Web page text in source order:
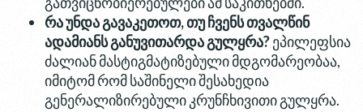
რაუნდაგავაკეთოთ,თუჩვენსთვალწინ
ადამიანსგანუვითარდაგულყრა?ეპილეფსია
ძალიან მასტიგმატიზებული მდგომარეობაა,
იმიტომ რომ საშინელი შესახედია
გენერალიზირებული კრუნჩხივითი გულყრა.